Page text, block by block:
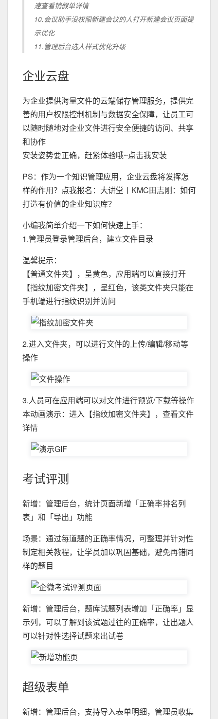
速查看销假单详情
10.会议助手没权限新建会议的人打开新建会议页面提
示优化
11.管理后台选人样式优化升级
企业云盘
为企业提供海量文件的云端储存管理服务，提供完
善的用户权限控制机制与数据安全保障，让员工可
以随时随地对企业文件进行安全便捷的访问、共享
和协作
安装姿势要正确，赶紧体验哦~点击我安装
PS：作为一个知识管理应用，企业云盘将发挥怎
样的作用？点我报名：大讲堂丨KMC田志刚：如何
打造有价值的企业知识库？
小编我简单介绍一下如何快速上手：
1.管理员登录管理后台，建立文件目录
温馨提示：
【普通文件夹】，呈黄色，应用端可以直接打开
【指纹加密文件夹】，呈红色，该类文件夹只能在
手机端进行指纹识别并访问
2.进入文件夹，可以进行文件的上传/编辑/移动等
操作
3.人员可在应用端可以对文件进行预览/下载等操作
本动画演示：进入【指纹加密文件夹】，查看文件
详情
考试评测
新增：管理后台，统计页面新增「正确率排名列
表」和「导出」功能
场景：通过每道题的正确率情况，可整理并针对性
制定相关教程，让学员加以巩固基础，避免再错同
样的题目
新增：管理后台，题库试题列表增加「正确率」显
示列，可以了解到该试题过往的正确率，让出题人
可以针对性选择试题来出试卷
超级表单
新增：管理后台，支持导入表单明细，管理员收集